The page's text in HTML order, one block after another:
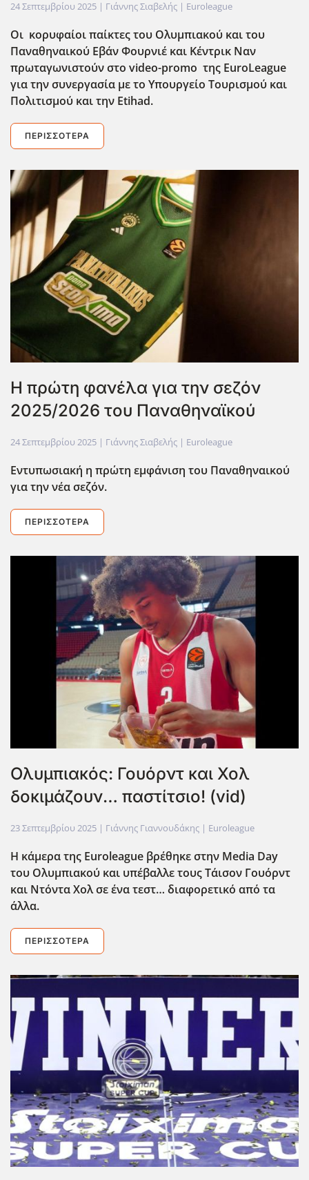
24 Σεπτεμβρίου 2025 | Γιάννης Σιαβελής | Euroleague
Οι κορυφαίοι παίκτες του Ολυμπιακού και του
Παναθηναικού Εβάν Φουρνιέ και Κέντρικ Ναν
πρωταγωνιστούν στο video-promo της EuroLeague
για την συνεργασία με το Υπουργείο Τουρισμού και
Πολιτισμού και την Etihad.
ΠΕΡΙΣΣΌΤΕΡΑ
H πρώτη φανέλα για την σεζόν
2025/2026 του Παναθηναϊκού
24 Σεπτεμβρίου 2025 | Γιάννης Σιαβελής | Euroleague
Εντυπωσιακή η πρώτη εμφάνιση του Παναθηναικού
για την νέα σεζόν.
ΠΕΡΙΣΣΌΤΕΡΑ
Ολυμπιακός: Γουόρντ και Χολ
δοκιμάζουν… παστίτσιο! (vid)
23 Σεπτεμβρίου 2025 | Γιάννης Γιαννουδάκης | Euroleague
Η κάμερα της Euroleague βρέθηκε στην Media Day
του Ολυμπιακού και υπέβαλλε τους Τάισον Γουόρντ
και Ντόντα Χολ σε ένα τεστ… διαφορετικό από τα
άλλα.
ΠΕΡΙΣΣΌΤΕΡΑ